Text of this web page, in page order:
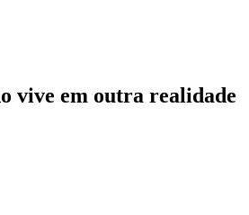
vive em outra realidade